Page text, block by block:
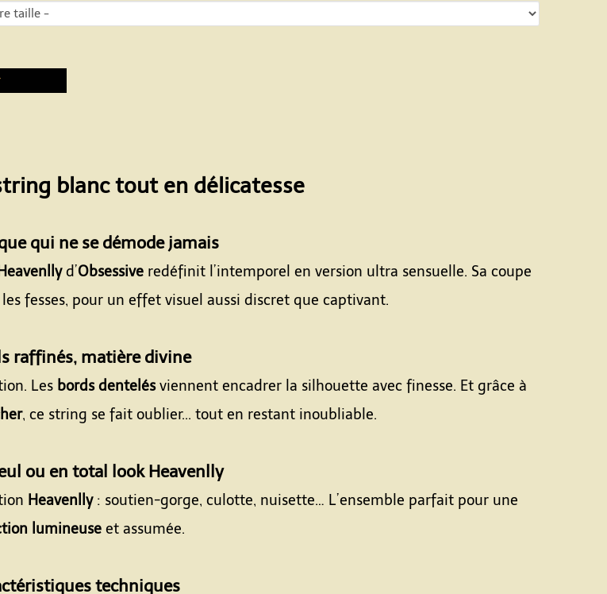
blanc tout en délicatesse
qui ne se démode jamais
d’Obsessive redéfinit l’intemporel en version ultra sensuelle. Sa coupe
fesses, pour un effet visuel aussi discret que captivant.
raffinés, matière divine
Les bords dentelésviennent encadrer la silhouette avec finesse. Et grâce à
, ce string se fait oublier... tout en restant inoubliable.
ou en total look Heavenlly
Heavenlly: soutien-gorge, culotte, nuisette… L’ensemble parfait pour une
lumineuse et assumée.
techniques